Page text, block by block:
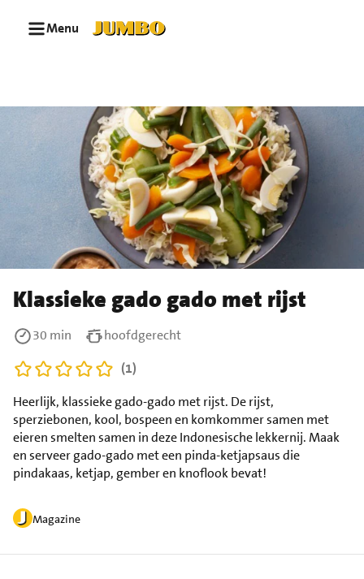
Menu
Klassieke gado gado met rijst
Magazine
Heerlijk, klassieke gado-gado met rijst. De rijst,
sperziebonen, kool, bospeen en komkommer samen met
eieren smelten samen in deze Indonesische lekkernij. Maak
en serveer gado-gado met een pinda-ketjapsaus die
pindakaas, ketjap, gember en knoflook bevat!
30 min
hoofdgerecht
(1)